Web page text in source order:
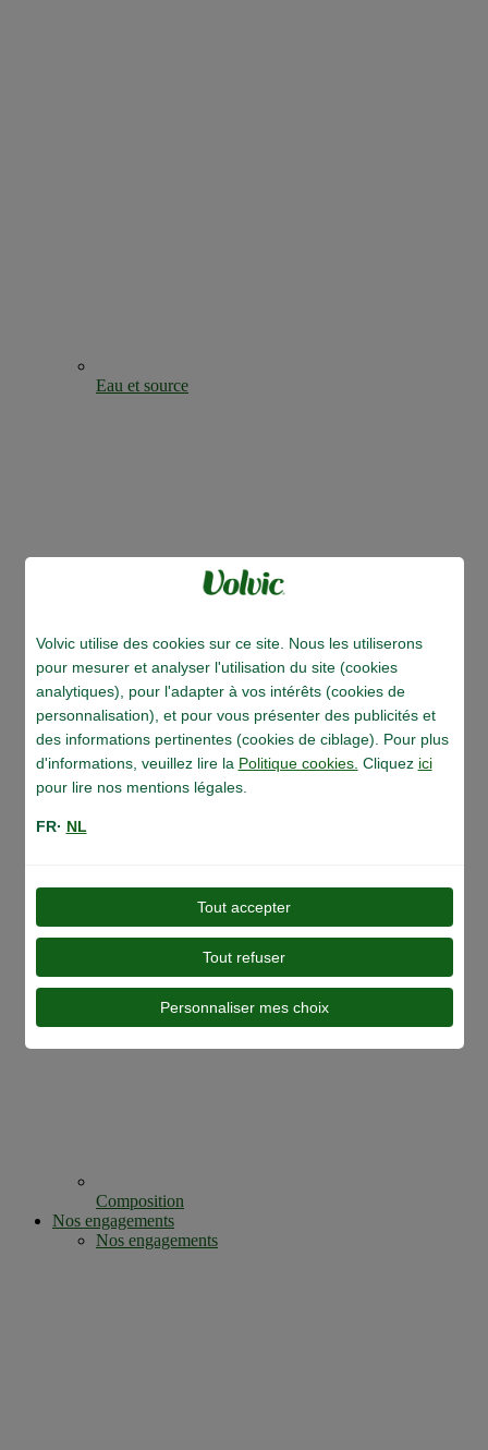
Eau et source
Filtration volcanique naturelle
Composition
Nos engagements
Nos engagements
Volvic utilise des cookies sur ce site. Nous les utiliserons
pour mesurer et analyser l'utilisation du site (cookies
analytiques), pour l'adapter à vos intérêts (cookies de
personnalisation), et pour vous présenter des publicités et
des informations pertinentes (cookies de ciblage). Pour plus
d'informations, veuillez lire la Politique cookies. Cliquez ici
pour lire nos mentions légales.
FR· NL
Tout accepter
Tout refuser
Personnaliser mes choix